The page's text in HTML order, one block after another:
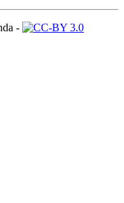
-